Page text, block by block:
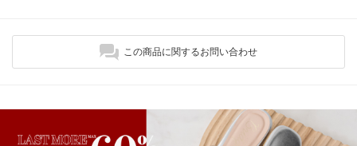
この商品に関するお問い合わせ